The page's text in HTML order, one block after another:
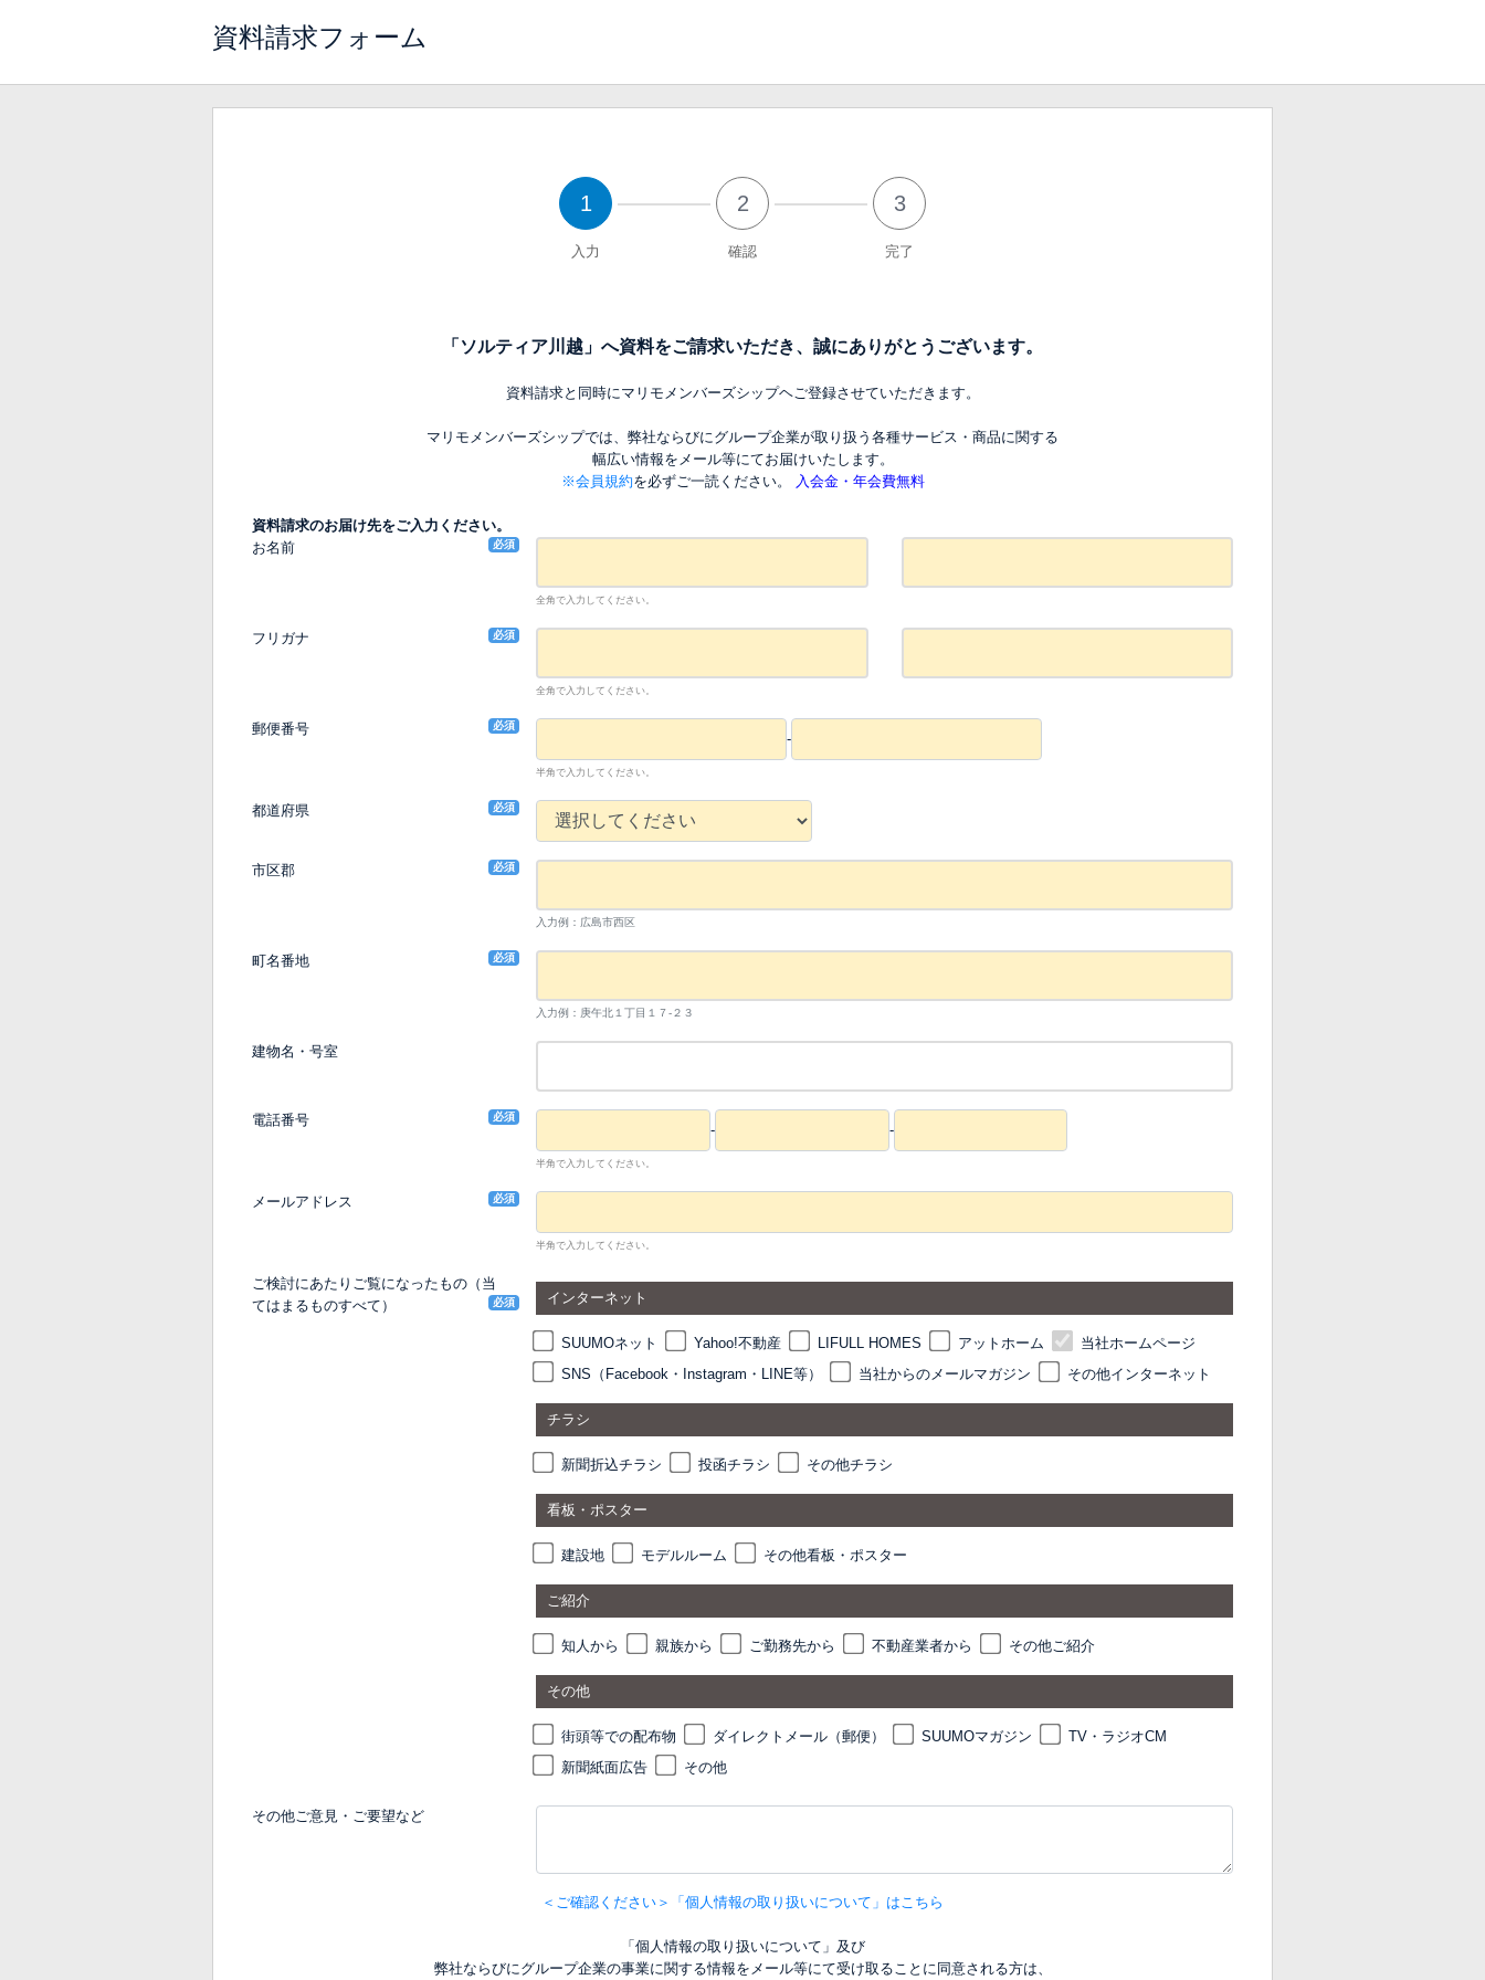
資料請求フォーム
1
入力
2
確認
3
完了
「ソルティア川越」へ資料をご請求いただき、誠にありがとうございます。
資料請求と同時にマリモメンバーズシップヘご登録させていただきます。
マリモメンバーズシップでは、弊社ならびにグループ企業が取り扱う各種サービス・商品に関する
幅広い情報をメール等にてお届けいたします。
※会員規約を必ずご一読ください。 入会金・年会費無料
資料請求のお届け先をご入力ください。
お名前
必須
全角で入力してください。
フリガナ 必須
全角で入力してください。
郵便番号 必須
-
半角で入力してください。
都道府県 必須
市区郡 必須
入力例：広島市西区
町名番地 必須
入力例：庚午北１丁目１７-２３
建物名・号室
電話番号 必須
- -
半角で入力してください。
メールアドレス 必須
半角で入力してください。
ご検討にあたりご覧になったもの（当
てはまるものすべて）
必須 インターネット
SUUMOネット Yahoo!不動産 LIFULL HOMES アットホーム
当社ホームページ
SNS（Facebook・Instagram・LINE等）
当社からのメールマガジン その他インターネット
チラシ
新聞折込チラシ 投函チラシ その他チラシ
看板・ポスター
建設地 モデルルーム その他看板・ポスター
ご紹介
知人から 親族から ご勤務先から 不動産業者から その他ご紹介
その他
街頭等での配布物 ダイレクトメール（郵便） SUUMOマガジン
TV・ラジオCM
新聞紙面広告
その他
その他ご意見・ご要望など
＜ご確認ください＞「個人情報の取り扱いについて」はこちら
「個人情報の取り扱いについて」及び
弊社ならびにグループ企業の事業に関する情報をメール等にて受け取ることに同意される方は、